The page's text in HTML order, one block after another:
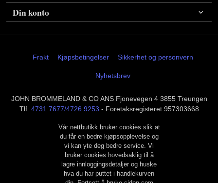
Din konto
Frakt Kjøpsbetingelser Sikkerhet og personvern
Nyhetsbrev
JOHN BROMMELAND & CO ANS Fjonevegen 4 3855 Treungen
Tlf. 4731 7677/4726 9253 - Foretaksregisteret 957303668
Vår nettbutikk bruker cookies slik at
du får en bedre kjøpsopplevelse og
vi kan yte deg bedre service. Vi
bruker cookies hovedsaklig til å
lagre innloggingsdetaljer og huske
hva du har puttet i handlekurven